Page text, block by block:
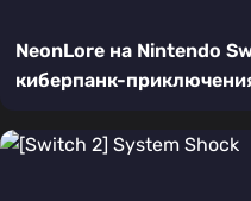
NeonLore на Nintendo
киберпанк-